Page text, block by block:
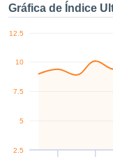
disponible
nuestra
no aceptar
Gráfica de Índice
2.5
5
7.5
10
12.5